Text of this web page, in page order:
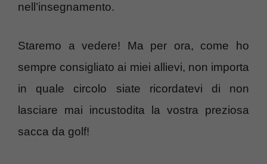
nell’insegnamento.
Staremo a vedere! Ma per ora, come ho
sempre consigliato ai miei allievi, non importa
in quale circolo siate ricordatevi di non
lasciare mai incustodita la vostra preziosa
sacca da golf!